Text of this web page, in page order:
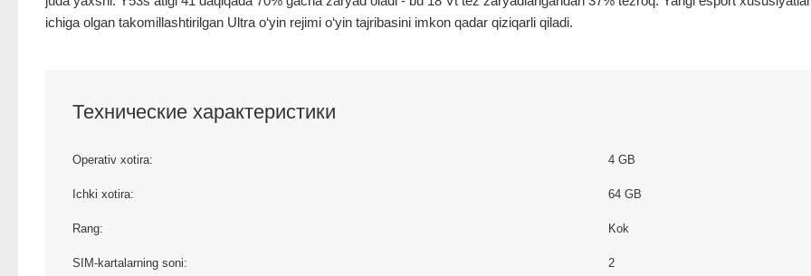
ichiga olgan takomillashtirilgan Ultra o‘yin rejimi o‘yin tajribasini imkon qadar qiziqarli qiladi.
Технические характеристики
Operativ xotira: 4 GB
Ichki xotira: 64 GB
Rang: Kok
SIM-kartalarning soni: 2